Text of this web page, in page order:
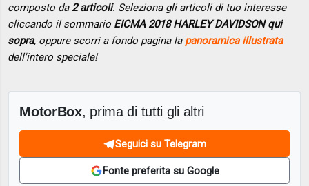
composto da 2 articoli. Seleziona gli articoli di tuo interesse
cliccando il sommario EICMA 2018 HARLEY DAVIDSON qui
sopra, oppure scorri a fondo pagina la panoramica illustrata
dell'intero speciale!
MotorBox, prima di tutti gli altri
Seguici su Telegram
Fonte preferita su Google